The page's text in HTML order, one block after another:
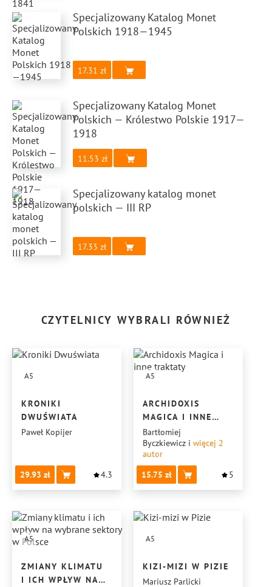
Specjalizowany Katalog Monet
Polskich 1918—1945
17.31
Specjalizowany Katalog Monet
Polskich — Królestwo Polskie 1917—
1918
11.53
Specjalizowany katalog monet
polskich — III RP
17.33
CZYTELNICY WYBRALI RÓWNIEŻ
A5
KRONIKI
DWUŚWIATA
Paweł Kopijer
29.93 4.3
A5
ARCHIDOXIS
MAGICA I INNE
TRAKTATY
Bartłomiej
Byczkiewicz i więcej 2
autor
15.75
5
A5
ZMIANY KLIMATU
I ICH WPŁYW NA
A5
KIZI-MIZI W PIZIE
Mariusz Parlicki